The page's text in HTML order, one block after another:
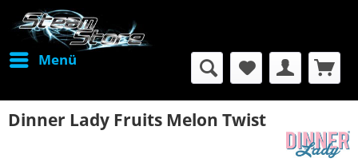
Menü
Dinner Lady Fruits Melon Twist